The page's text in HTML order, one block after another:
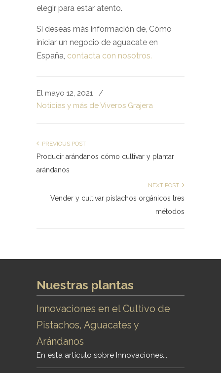
elegir para estar atento.
Si deseas más información de, Cómo
iniciar un negocio de aguacate en
España, contacta con nosotros.
El mayo 12, 2021
/
Noticias y más de Viveros Grajera
PREVIOUS POST
Producir arándanos cómo cultivar y plantar
arándanos
NEXT POST
Vender y cultivar pistachos orgánicos tres
métodos
Nuestras plantas
Innovaciones en el Cultivo de
Pistachos, Aguacates y
Arándanos
En esta artículo sobre Innovaciones...